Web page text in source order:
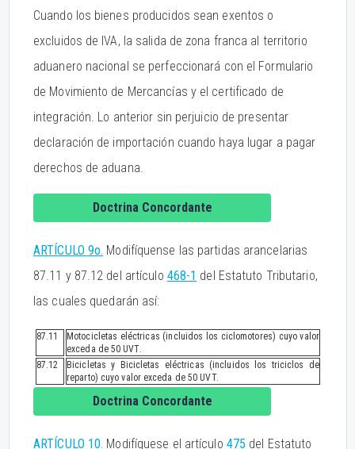
Cuando los bienes producidos sean exentos o
excluidos de IVA, la salida de zona franca al territorio
aduanero nacional se perfeccionará con el Formulario
de Movimiento de Mercancías y el certificado de
integración. Lo anterior sin perjuicio de presentar
declaración de importación cuando haya lugar a pagar
derechos de aduana.
Doctrina Concordante
ARTÍCULO 9o. Modifíquense las partidas arancelarias
87.11 y 87.12 del artículo 468-1 del Estatuto Tributario,
las cuales quedarán así:
87.11
Motocicletas eléctricas (incluidos los ciclomotores) cuyo valor
exceda de 50 UVT.
87.12
Bicicletas y Bicicletas eléctricas (incluidos los triciclos de
reparto) cuyo valor exceda de 50 UVT.
Doctrina Concordante
ARTÍCULO 10. Modifíquese el artículo 475 del Estatuto